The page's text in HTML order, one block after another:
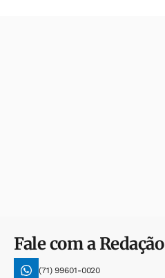
Fale com a Redação
(71) 99601-0020